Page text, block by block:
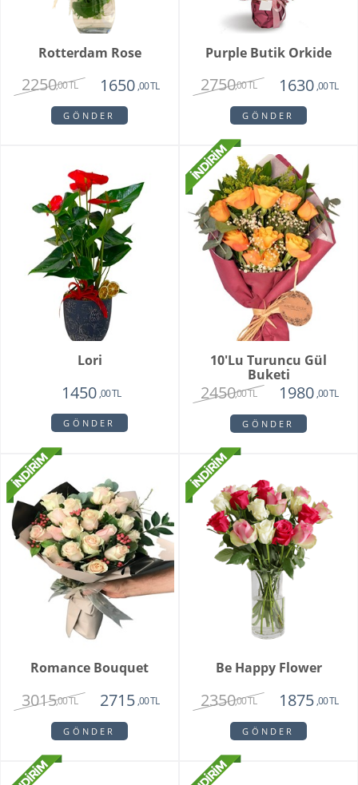
Rotterdam Rose
2250,00 TL 1650 ,00 TL
GÖNDER
Purple Butik Orkide
2750,00 TL 1630 ,00 TL
GÖNDER
Lori
1450 ,00 TL
GÖNDER
10'lu Turuncu Gül
Buketi
2450,00 TL 1980 ,00 TL
GÖNDER
Romance Bouquet
3015,00 TL 2715 ,00 TL
GÖNDER
Be Happy Flower
2350,00 TL 1875 ,00 TL
GÖNDER